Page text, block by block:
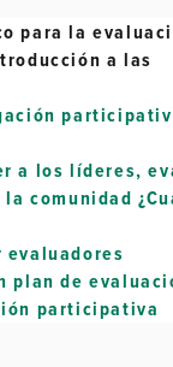
para la
a las
a los líderes,
comunidad
evaluadores
plan de
participativa